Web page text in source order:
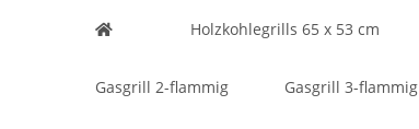
Holzkohlegrills 65 x 53 cm
Gasgrill 2-flammig Gasgrill 3-flammig